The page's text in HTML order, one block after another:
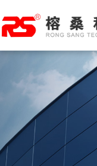
至
内
容
热烈欢迎湖北溢丰数